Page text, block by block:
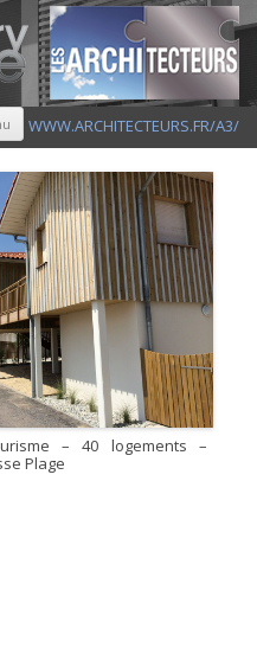
WWW.ARCHITECTEURS.FR/A3/
Aller au contenu principal
– 40 logements –
Plage